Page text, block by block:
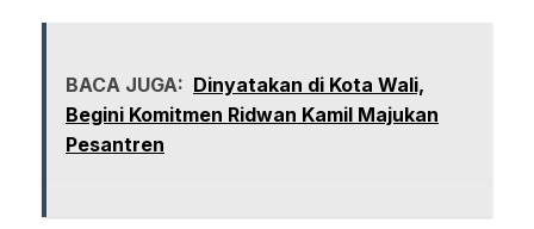
BACA JUGA: Dinyatakan di Kota Wali,
Begini Komitmen Ridwan Kamil Majukan
Pesantren